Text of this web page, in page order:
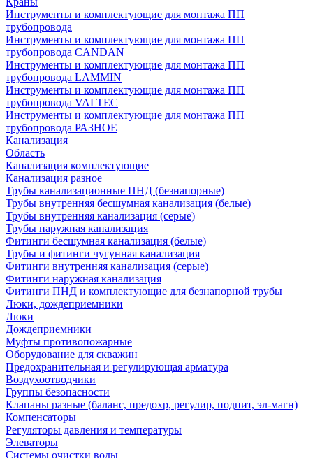
Инструменты и комплектующие для монтажа ПП
трубопровода
Инструменты и комплектующие для монтажа ПП
трубопровода CANDAN
Инструменты и комплектующие для монтажа ПП
трубопровода LAMMIN
Инструменты и комплектующие для монтажа ПП
трубопровода VALTEC
Инструменты и комплектующие для монтажа ПП
трубопровода РАЗНОЕ
Канализация
Область
Канализация комплектующие
Канализация разное
Трубы канализационные ПНД (безнапорные)
Трубы внутренняя бесшумная канализация (белые)
Трубы внутренняя канализация (серые)
Трубы наружная канализация
Фитинги бесшумная канализация (белые)
Трубы и фитинги чугунная канализация
Фитинги внутренняя канализация (серые)
Фитинги наружная канализация
Фитинги ПНД и комплектующие для безнапорной трубы
Люки, дождеприемники
Люки
Дождеприемники
Муфты противопожарные
Оборудование для скважин
Предохранительная и регулирующая арматура
Воздухоотводчики
Группы безопасности
Клапаны разные (баланс, предохр, регулир, подпит, эл-магн)
Компенсаторы
Регуляторы давления и температуры
Элеваторы
Системы очистки воды